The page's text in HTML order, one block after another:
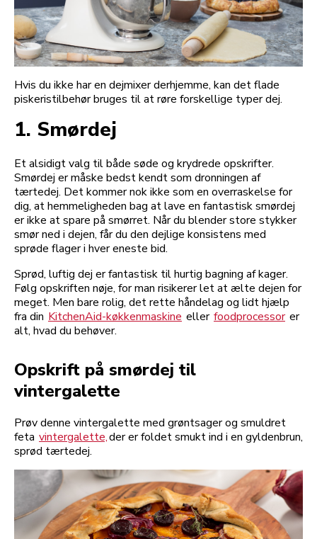
Hvis du ikke har en dejmixer derhjemme, kan det flade
piskeristilbehør bruges til at røre forskellige typer dej.
1. Smørdej
Et alsidigt valg til både søde og krydrede opskrifter.
Smørdej er måske bedst kendt som dronningen af
tærtedej. Det kommer nok ikke som en overraskelse for
dig, at hemmeligheden bag at lave en fantastisk smørdej
er ikke at spare på smørret. Når du blender store stykker
smør ned i dejen, får du den dejlige konsistens med
sprøde flager i hver eneste bid.
Sprød, luftig dej er fantastisk til hurtig bagning af kager.
Følg opskriften nøje, for man risikerer let at ælte dejen for
meget. Men bare rolig, det rette håndelag og lidt hjælp
fra din KitchenAid-køkkenmaskine eller foodprocessor er
alt, hvad du behøver.
Opskrift på smørdej til
vintergalette
Prøv denne vintergalette med grøntsager og smuldret
feta vintergalette,der er foldet smukt ind i en gyldenbrun,
sprød tærtedej.